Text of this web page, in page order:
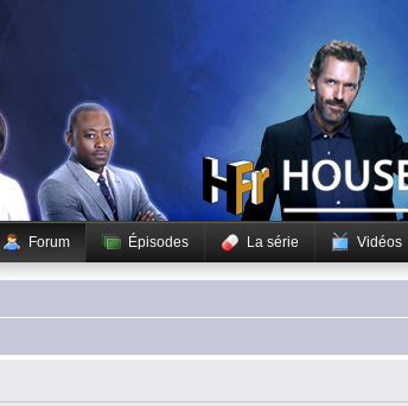
Forum Épisodes La série Vidéos